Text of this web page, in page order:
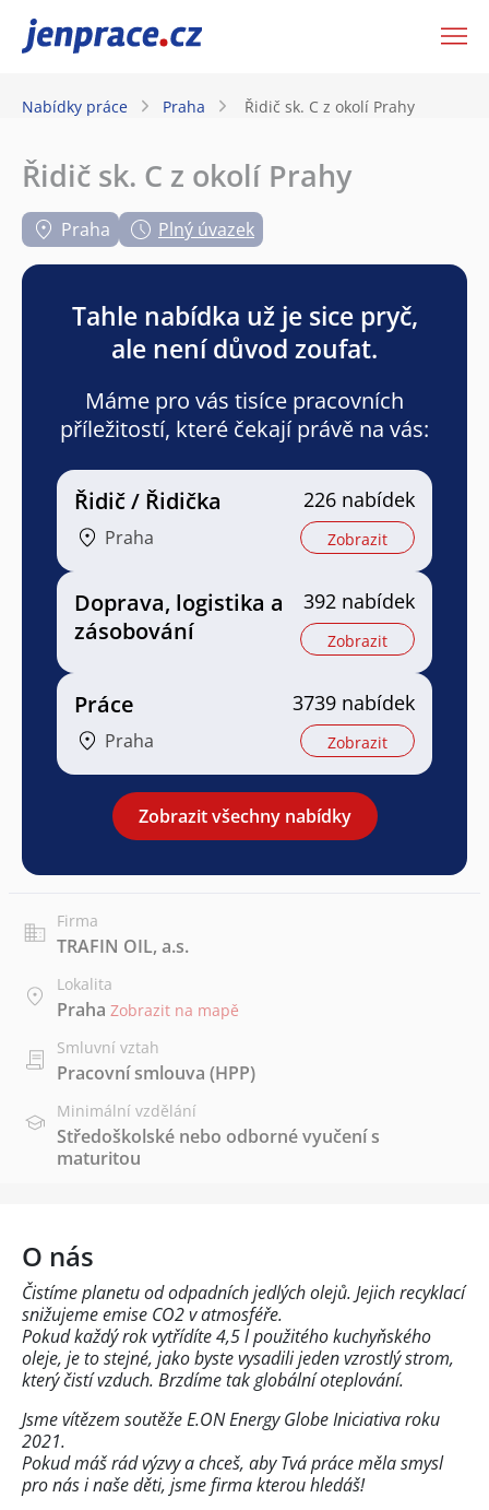
JenPráce.cz
Nabídky práce Praha Řidič sk. C z okolí Prahy
Řidič sk. C z okolí Prahy
Praha Plný úvazek
Tahle nabídka už je sice pryč,
ale není důvod zoufat.
Máme pro vás tisíce pracovních
příležitostí, které čekají právě na vás:
Řidič / Řidička
Praha
226 nabídek
Zobrazit
Doprava, logistika a
zásobování
392 nabídek
Zobrazit
Práce
Praha
3739 nabídek
Zobrazit
Zobrazit všechny nabídky
Firma
TRAFIN OIL, a.s.
Lokalita
Praha Zobrazit na mapě
Smluvní vztah
Pracovní smlouva (HPP)
Minimální vzdělání
Středoškolské nebo odborné vyučení s
maturitou
O nás
Čistíme planetu od odpadních jedlých olejů. Jejich recyklací
snižujeme emise CO2 v atmosféře.
Pokud každý rok vytřídíte 4,5 l použitého kuchyňského
oleje, je to stejné, jako byste vysadili jeden vzrostlý strom,
který čistí vzduch. Brzdíme tak globální oteplování.
Jsme vítězem soutěže E.ON Energy Globe Iniciativa roku
2021.
Pokud máš rád výzvy a chceš, aby Tvá práce měla smysl
pro nás i naše děti, jsme firma kterou hledáš!